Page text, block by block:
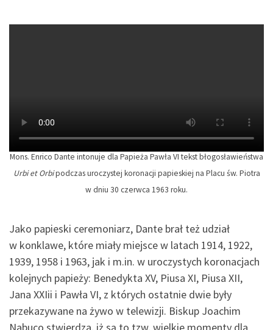
Mons. Enrico Dante intonuje dla Papieża Pawła VI tekst błogosławieństwa
Urbi et Orbipodczas uroczystej koronacji papieskiej na Placu św. Piotra
w dniu 30 czerwca 1963 roku.
Jako papieski ceremoniarz, Dante brał też udział
w konklawe, które miały miejsce w latach 1914, 1922,
1939, 1958 i 1963, jak i m.in. w uroczystych koronacjach
kolejnych papieży: Benedykta XV, Piusa XI, Piusa XII,
Jana XXIii i Pawła VI, z których ostatnie dwie były
przekazywane na żywo w telewizji. Biskup Joachim
Nabuco stwierdza, iż są to tzw. wielkie momenty dla